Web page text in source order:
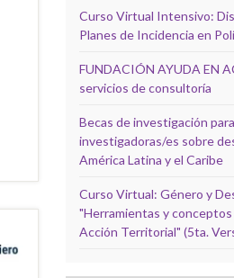
Curso Virtual Intensivo:
Planes de Incidencia en
FUNDACIÓN AYUDA EN
servicios de consultoría
Becas de investigación
investigadoras/es sobre
América Latina y el Caribe
Curso Virtual: Género y
"Herramientas y conceptos
Acción Territorial" (5ta.